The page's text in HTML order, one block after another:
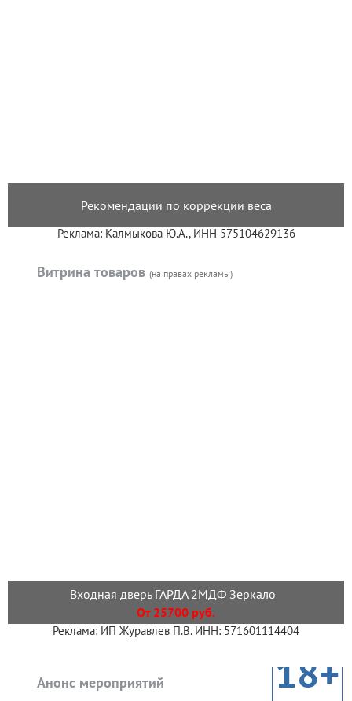
Рекомендации по коррекции веса
Реклама: Калмыкова Ю.А., ИНН 575104629136
Витрина товаров (на правах рекламы)
Входная дверь ГАРДА 2МДФ Зеркало
От 25700 руб.
Реклама: ИП Журавлев П.В. ИНН: 571601114404
Анонс мероприятий 18+